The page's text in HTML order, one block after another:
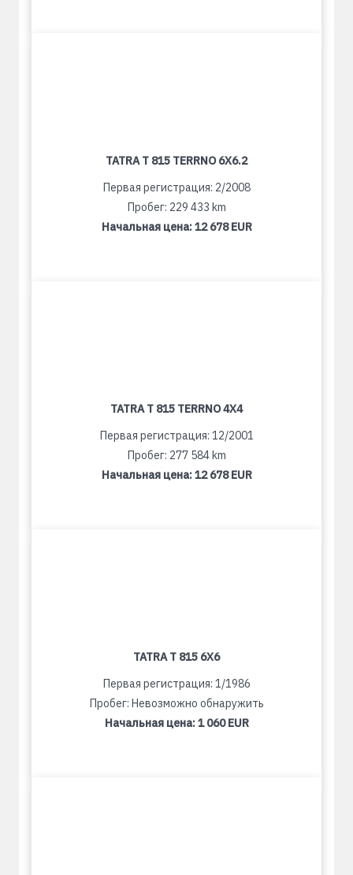
TATRA T 815 TERRNO 6X6.2
Первая регистрация: 2/2008
Пробег: 229 433 km
Начальная цена:12 678 EUR
TATRA T 815 TERRNO 4X4
Первая регистрация: 12/2001
Пробег: 277 584 km
Начальная цена:12 678 EUR
TATRA T 815 6X6
Первая регистрация: 1/1986
Пробег: Невозможно обнаружить
Начальная цена:1 060 EUR